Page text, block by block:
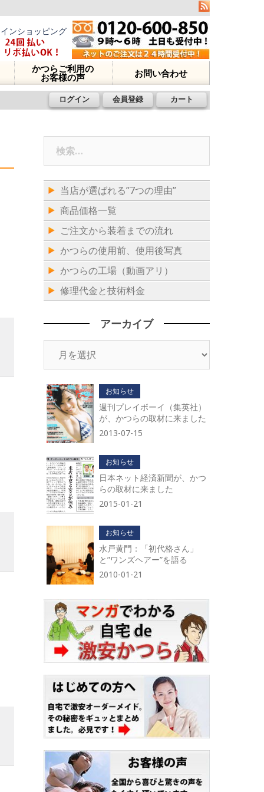
ンショッピング
かつらご利用の
お客様の声 お問い合わせ
ログイン 会員登録 カート
当店が選ばれる”7つの理由”
商品価格一覧
ご注文から装着までの流れ
かつらの使用前、使用後写真
かつらの工場（動画アリ）
修理代金と技術料金
アーカイブ
イ
ブ
お知らせ
週刊プレイボーイ（集英社）
が、かつらの取材に来ました
2013-07-15
お知らせ
日本ネット経済新聞が、かつ
らの取材に来ました
2015-01-21
お知らせ
水戸黄門：「初代格さん」
と”ワンズヘアー”を語る
2010-01-21